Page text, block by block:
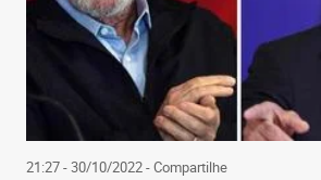
21:27 - 30/10/2022- Compartilhe